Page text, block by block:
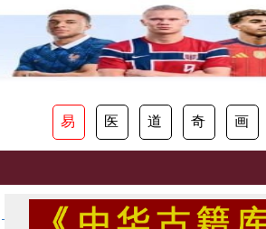
易 医 道 奇 画